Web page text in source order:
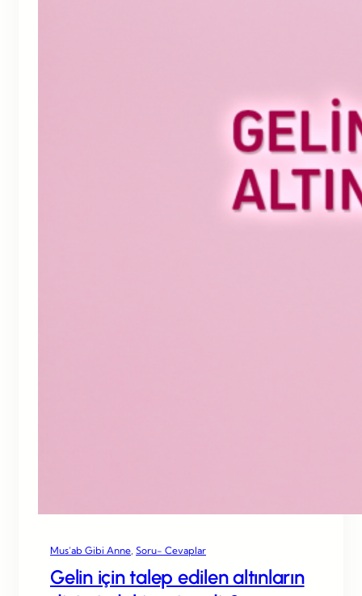
Mus’ab Gibi Anne Soru- Cevaplar
Gelin için talep edilen altınların